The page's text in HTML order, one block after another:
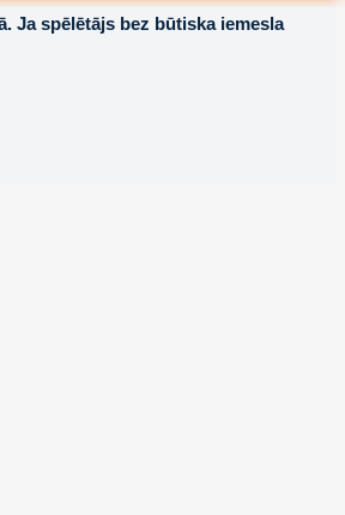
Ja spēlētājs bez būtiska iemesla